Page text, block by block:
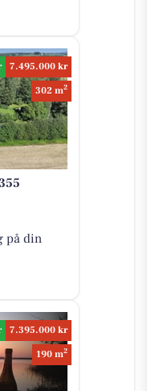
7.495.000 kr
302 m2
på din
7.395.000 kr
190 m2